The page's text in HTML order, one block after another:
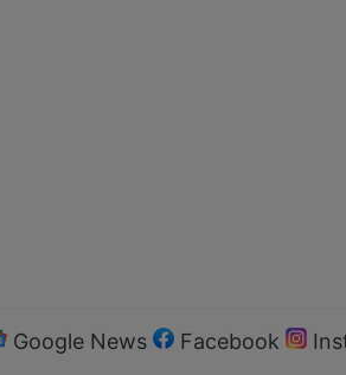
Google News Facebook